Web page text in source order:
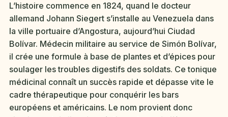
L’histoire commence en 1824, quand le docteur
allemand Johann Siegert s’installe au Venezuela dans
la ville portuaire d’Angostura, aujourd’hui Ciudad
Bolívar. Médecin militaire au service de Simón Bolívar,
il crée une formule à base de plantes et d’épices pour
soulager les troubles digestifs des soldats. Ce tonique
médicinal connaît un succès rapide et dépasse vite le
cadre thérapeutique pour conquérir les bars
européens et américains. Le nom provient donc